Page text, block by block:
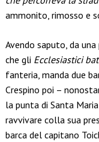
ammonito, rimosso e
Avendo saputo, da
che gli Ecclesiastici
fanteria, manda due
Crespino poi –
la punta di Santa
ravvivare colla sua
barca del capitano